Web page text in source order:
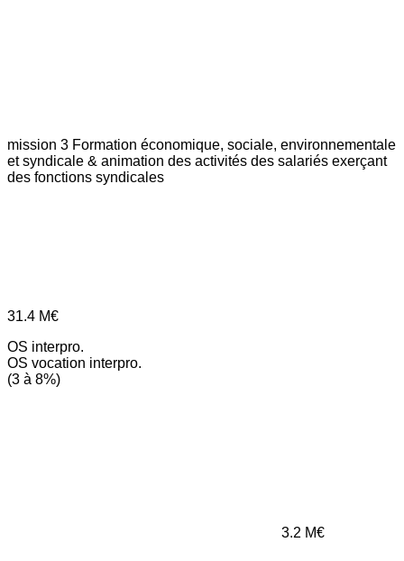
mission 3 Formation économique, sociale, environnementale
et syndicale & animation des activités des salariés exerçant
des fonctions syndicales
31.4 M€
OS interpro.
OS vocation interpro.
(3 à 8%)
3.2 M€